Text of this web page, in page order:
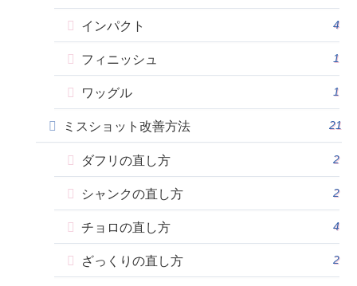
インパクト 4
フィニッシュ 1
ワッグル 1
ミスショット改善方法 21
ダフリの直し方 2
シャンクの直し方 2
チョロの直し方 4
ざっくりの直し方 2